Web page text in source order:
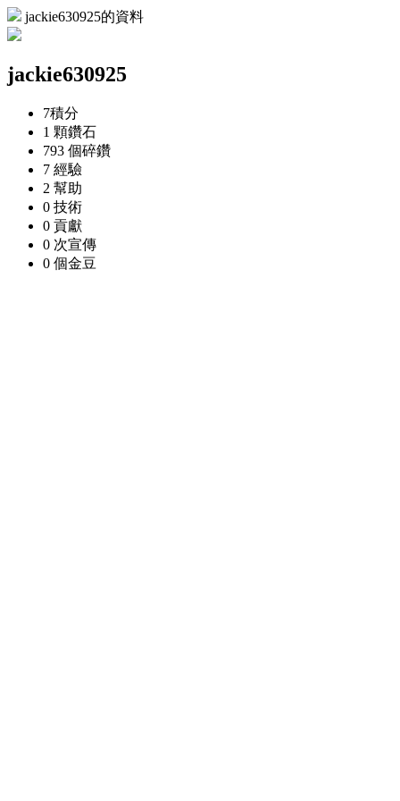
jackie630925的資料
jackie630925
7積分
1 顆鑽石
793 個碎鑽
7 經驗
2 幫助
0 技術
0 貢獻
0 次宣傳
0 個金豆